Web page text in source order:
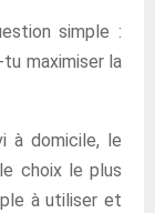
simple :
maximiser la
à domicile, le
choix le plus
à utiliser et